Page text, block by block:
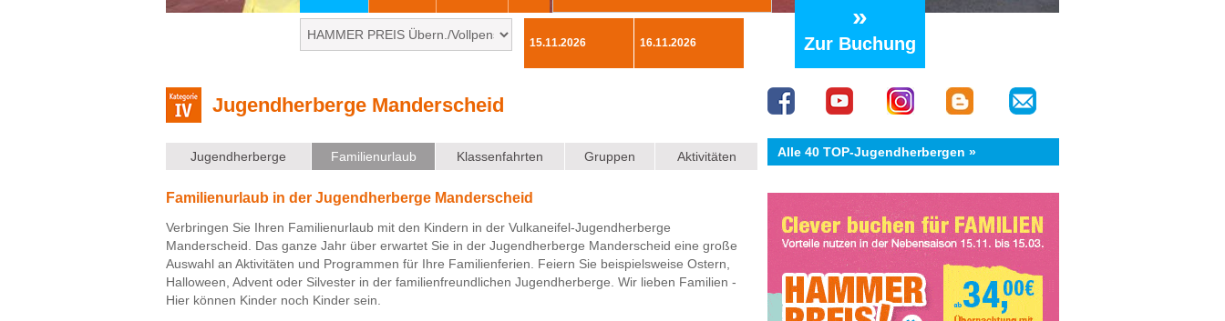
»
Zur Buchung
Alle 40 TOP-Jugendherbergen »
Jugendherberge Manderscheid
Jugendherberge Familienurlaub Klassenfahrten Gruppen Aktivitäten
Familienurlaub in der Jugendherberge Manderscheid
Verbringen Sie Ihren Familienurlaub mit den Kindern in der Vulkaneifel-Jugendherberge
Manderscheid. Das ganze Jahr über erwartet Sie in der Jugendherberge Manderscheid eine große
Auswahl an Aktivitäten und Programmen für Ihre Familienferien. Feiern Sie beispielsweise Ostern,
Halloween, Advent oder Silvester in der familienfreundlichen Jugendherberge. Wir lieben Familien -
Hier können Kinder noch Kinder sein.